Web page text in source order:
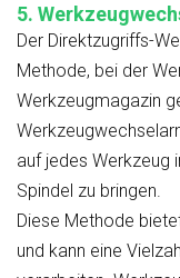
5.
Der Direktzugriffs-
Methode, bei der
Werkzeugmagazin
auf jedes Werkzeug
Spindel zu bringen.
Diese Methode
und kann eine